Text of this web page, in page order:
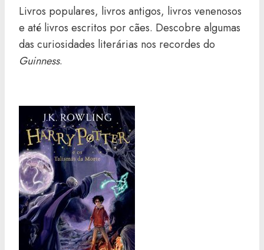
Livros populares, livros antigos, livros venenosos
e até livros escritos por cães. Descobre algumas
das curiosidades literárias nos recordes do
Guinness.